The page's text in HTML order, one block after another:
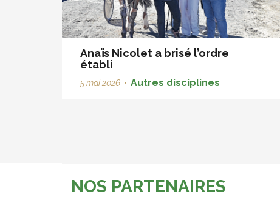
Anaïs Nicolet a brisé l’ordre
établi
5 mai 2026 • Autres disciplines
NOS PARTENAIRES